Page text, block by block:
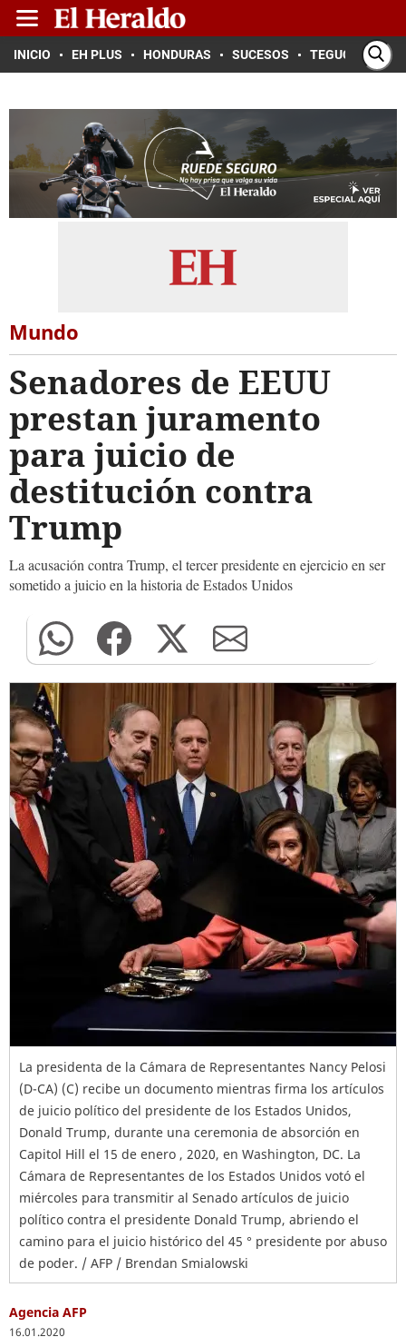
INICIO EH PLUS HONDURAS SUCESOS TEGUCIGALPA
Mundo
Senadores de EEUU
prestan juramento
para juicio de
destitución contra
Trump
La acusación contra Trump, el tercer presidente en ejercicio en ser
sometido a juicio en la historia de Estados Unidos
La presidenta de la Cámara de Representantes Nancy Pelosi
(D-CA) (C) recibe un documento mientras firma los artículos
de juicio político del presidente de los Estados Unidos,
Donald Trump, durante una ceremonia de absorción en
Capitol Hill el 15 de enero , 2020, en Washington, DC. La
Cámara de Representantes de los Estados Unidos votó el
miércoles para transmitir al Senado artículos de juicio
político contra el presidente Donald Trump, abriendo el
camino para el juicio histórico del 45 ° presidente por abuso
de poder. / AFP / Brendan Smialowski
Agencia AFP
16.01.2020